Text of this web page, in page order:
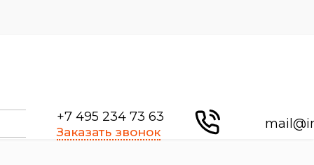
+7 495 234 73 63
Заказать звонок